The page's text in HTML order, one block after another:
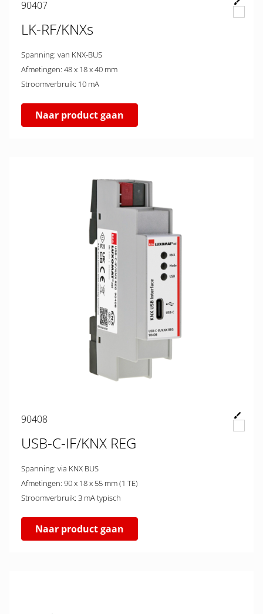
90407
LK-RF/KNXs
Spanning: van KNX-BUS
Afmetingen: 48 x 18 x 40 mm
Stroomverbruik: 10 mA
Naar product gaan
90408
USB-C-IF/KNX REG
Spanning: via KNX BUS
Afmetingen: 90 x 18 x 55 mm (1 TE)
Stroomverbruik: 3 mA typisch
Naar product gaan